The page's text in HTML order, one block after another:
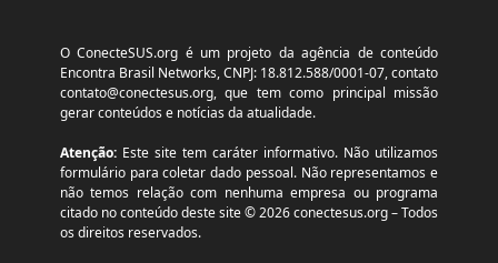
O ConecteSUS.org é um projeto da agência de conteúdo
Encontra Brasil Networks, CNPJ: 18.812.588/0001-07, contato
contato@conectesus.org, que tem como principal missão
gerar conteúdos e notícias da atualidade.
Atenção:Este site tem caráter informativo. Não utilizamos
formulário para coletar dado pessoal. Não representamos e
não temos relação com nenhuma empresa ou programa
citado no conteúdo deste site © 2026 conectesus.org – Todos
os direitos reservados.